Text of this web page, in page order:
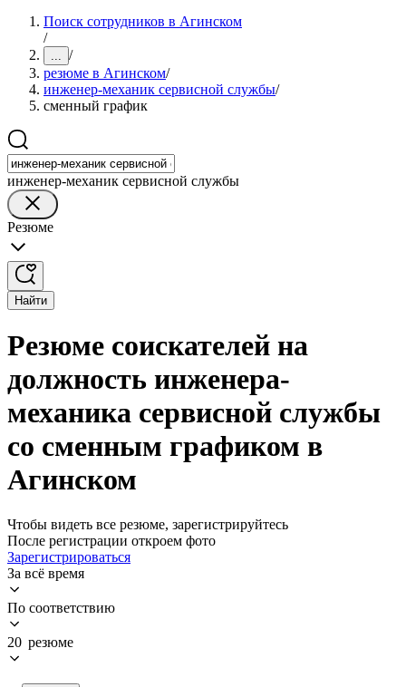
Поиск сотрудников в Агинском
/
... /
резюме в Агинском/
инженер-механик сервисной службы/
сменный график
инженер-механик сервисной службы
Резюме
Найти
Резюме соискателей на
должность инженера-
механика сервисной службы
со сменным графиком в
Агинском
Чтобы видеть все резюме, зарегистрируйтесь
После регистрации откроем фото
Зарегистрироваться
За всё время
По соответствию
20 резюме